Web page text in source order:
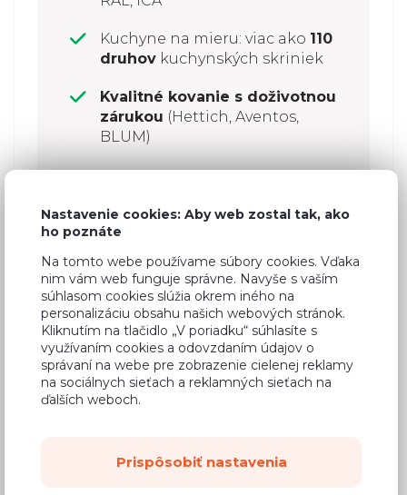
Kuchyne na mieru: viac ako 110
druhov kuchynských skriniek
Kvalitné kovanie s doživotnou
zárukou (Hettich, Aventos,
BLUM)
Zostavte si kuchyňu
z vybraných skriniek, na mieru
Nastavenie cookies: Aby web zostal tak, ako
ho poznáte
Na tomto webe používame súbory cookies. Vďaka
nim vám web funguje správne. Navyše s vaším
súhlasom cookies slúžia okrem iného na
personalizáciu obsahu našich webových stránok.
Kliknutím na tlačidlo „V poriadku“ súhlasíte s
využívaním cookies a odovzdaním údajov o
správaní na webe pre zobrazenie cielenej reklamy
na sociálnych sieťach a reklamných sieťach na
ďalších weboch.
Prispôsobiť nastavenia